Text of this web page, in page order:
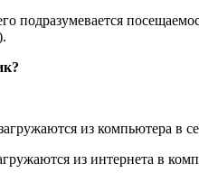
подразумевается
из компьютера в
из интернета в